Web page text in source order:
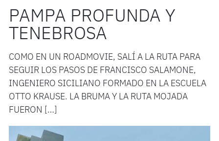
PAMPA PROFUNDA Y
TENEBROSA
COMO EN UN ROADMOVIE, SALÍ A LA RUTA PARA
SEGUIR LOS PASOS DE FRANCISCO SALAMONE,
INGENIERO SICILIANO FORMADO EN LA ESCUELA
OTTO KRAUSE. LA BRUMA Y LA RUTA MOJADA
FUERON […]